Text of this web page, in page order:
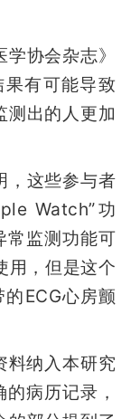
协会杂志》
果有可能导致
测出的人更加
，这些参与者
Watch”功
常监测功能可
用，但是这个
ECG心房颤
料纳入本研究
病历记录，